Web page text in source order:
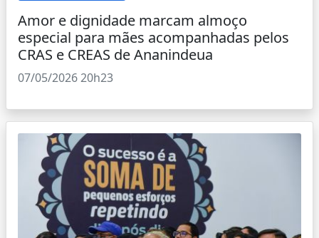
Amor e dignidade marcam almoço
especial para mães acompanhadas pelos
CRAS e CREAS de Ananindeua
07/05/2026 20h23